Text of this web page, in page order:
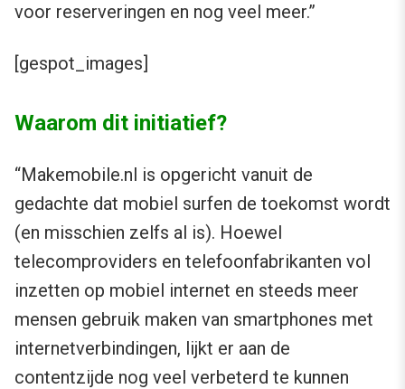
voor reserveringen en nog veel meer.”
[gespot_images]
Waarom dit initiatief?
“Makemobile.nl is opgericht vanuit de
gedachte dat mobiel surfen de toekomst wordt
(en misschien zelfs al is). Hoewel
telecomproviders en telefoonfabrikanten vol
inzetten op mobiel internet en steeds meer
mensen gebruik maken van smartphones met
internetverbindingen, lijkt er aan de
contentzijde nog veel verbeterd te kunnen